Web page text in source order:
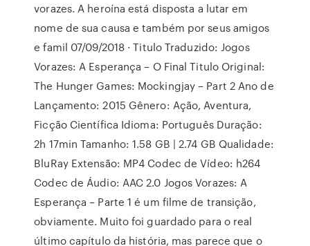
vorazes. A heroína está disposta a lutar em
nome de sua causa e também por seus amigos
e famil 07/09/2018 · Titulo Traduzido: Jogos
Vorazes: A Esperança – O Final Titulo Original:
The Hunger Games: Mockingjay – Part 2 Ano de
Lançamento: 2015 Gênero: Ação, Aventura,
Ficção Científica Idioma: Português Duração:
2h 17min Tamanho: 1.58 GB | 2.74 GB Qualidade:
BluRay Extensão: MP4 Codec de Vídeo: h264
Codec de Áudio: AAC 2.0 Jogos Vorazes: A
Esperança – Parte 1 é um filme de transição,
obviamente. Muito foi guardado para o real
último capítulo da história, mas parece que o